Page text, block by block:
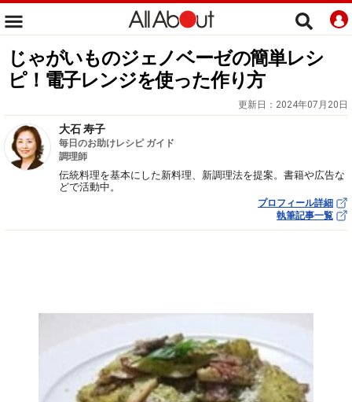
じゃがいものジェノベーゼの簡単レシ
ピ！電子レンジを使った作り方
更新日： 2024年07月20日
大石 寿子
毎日のお助けレシピ ガイド
調理師
伝統料理を基本にした新料理、新調理法を提案。書籍や広告な
どで活動中。
プロフィール詳細
執筆記事一覧